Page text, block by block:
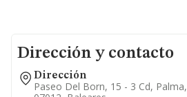
Dirección y contacto
Dirección
Paseo Del Born, 15 - 3 Cd, Palma,